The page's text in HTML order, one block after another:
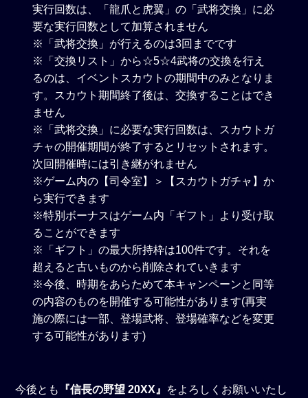
実行回数は、「龍爪と虎翼」の「武将交換」に必
要な実行回数として加算されません
※「武将交換」が行えるのは3回までです
※「交換リスト」から☆5☆4武将の交換を行え
るのは、イベントスカウトの期間中のみとなりま
す。スカウト期間終了後は、交換することはでき
ません
※「武将交換」に必要な実行回数は、スカウトガ
チャの開催期間が終了するとリセットされます。
次回開催時には引き継がれません
※ゲーム内の【司令室】＞【スカウトガチャ】か
ら実行できます
※特別ボーナスはゲーム内「ギフト」より受け取
ることができます
※「ギフト」の最大所持枠は100件です。それを
超えると古いものから削除されていきます
※今後、時期をあらためて本キャンペーンと同等
の内容のものを開催する可能性があります(再実
施の際には一部、登場武将、登場確率などを変更
する可能性があります)
今後とも 『信長の野望 20XX』 をよろしくお願いいたし